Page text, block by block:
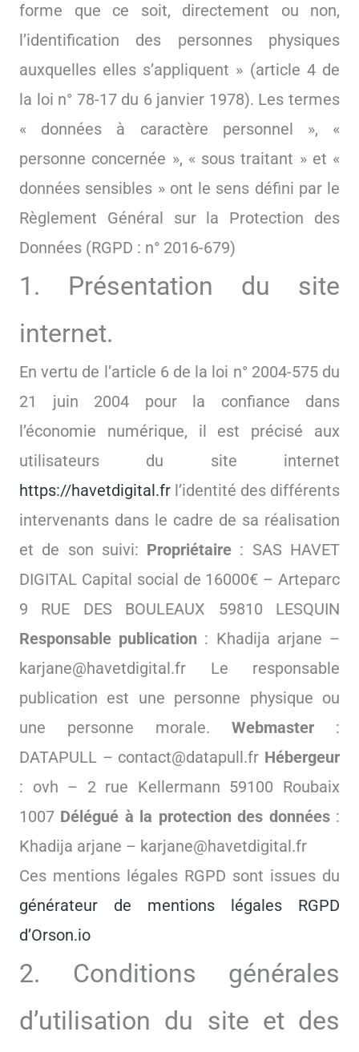
forme que ce soit, directement ou non,
l’identification des personnes physiques
auxquelles elles s’appliquent » (article 4 de
la loi n° 78-17 du 6 janvier 1978). Les termes
« données à caractère personnel », «
personne concernée », « sous traitant » et «
données sensibles » ont le sens défini par le
Règlement Général sur la Protection des
Données (RGPD : n° 2016-679)
1. Présentation du site
internet.
En vertu de l’article 6 de la loi n° 2004-575 du
21 juin 2004 pour la confiance dans
l’économie numérique, il est précisé aux
utilisateurs du site internet
https://havetdigital.fr l’identité des différents
intervenants dans le cadre de sa réalisation
et de son suivi: Propriétaire : SAS HAVET
DIGITAL Capital social de 16000€ – Arteparc
9 RUE DES BOULEAUX 59810 LESQUIN
Responsable publication : Khadija arjane –
karjane@havetdigital.fr Le responsable
publication est une personne physique ou
une personne morale. Webmaster :
DATAPULL – contact@datapull.fr Hébergeur
: ovh – 2 rue Kellermann 59100 Roubaix
1007 Délégué à la protection des données:
Khadija arjane – karjane@havetdigital.fr
Ces mentions légales RGPD sont issues du
générateur de mentions légales RGPD
d’Orson.io
2. Conditions générales
d’utilisation du site et des